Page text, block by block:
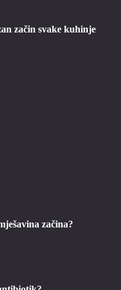
začin svake kuhinje
začina?